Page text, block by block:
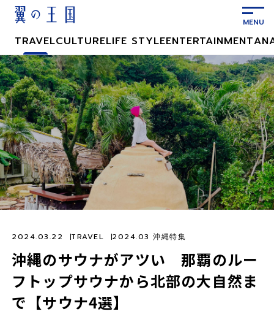
ン
テ
ン
ツ
に
ス
キ
ッ
プ
TRAVELCULTURELIFE STYLEENTERTAINMENT
沖縄のサウナがアツい 那覇のルー
フトップサウナから北部の大自然ま
で【サウナ4選】
2024.03.22 TRAVEL 2024.03 沖縄特集